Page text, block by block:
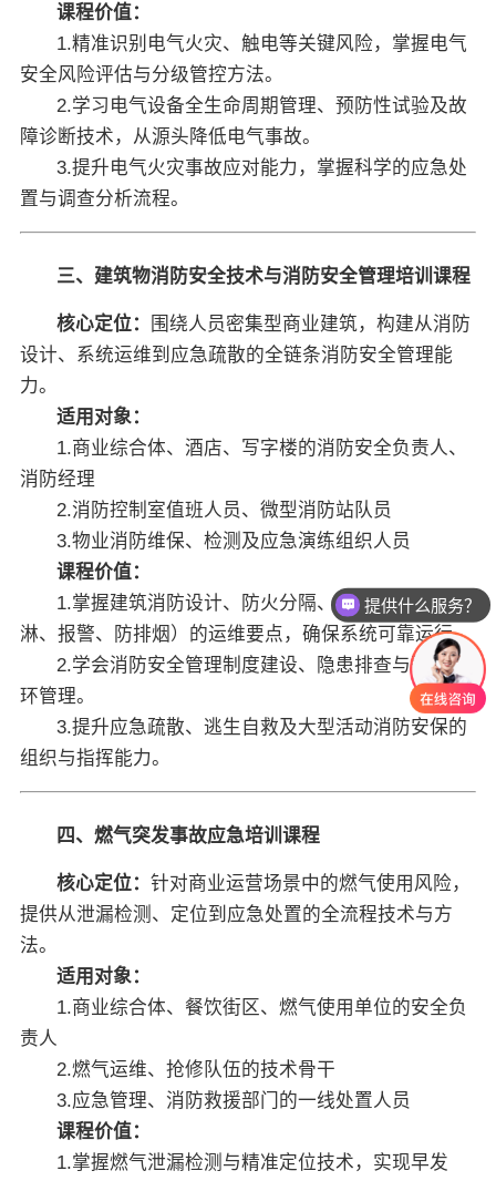
课程价值：
1.精准识别电气火灾、触电等关键风险，掌握电气
安全风险评估与分级管控方法。
2.学习电气设备全生命周期管理、预防性试验及故
障诊断技术，从源头降低电气事故。
3.提升电气火灾事故应对能力，掌握科学的应急处
置与调查分析流程。
三、建筑物消防安全技术与消防安全管理培训课程
核心定位：
围绕人员密集型商业建筑，构建从消防
设计、系统运维到应急疏散的全链条消防安全管理能
力。
适用对象：
1.商业综合体、酒店、写字楼的消防安全负责人、
消防经理
2.消防控制室值班人员、微型消防站队员
3.物业消防维保、检测及应急演练组织人员
课程价值：
1.掌握建筑消防设计、防火分隔、消防系统（喷
淋、报警、防排烟）的运维要点，确保系统可靠运行。
2.学会消防安全管理制度建设、隐患排查与整改闭
环管理。
3.提升应急疏散、逃生自救及大型活动消防安保的
组织与指挥能力。
四、燃气突发事故应急培训课程
核心定位：针对商业运营场景中的燃气使用风险，
提供从泄漏检测、定位到应急处置的全流程技术与方
法。
适用对象：
1.商业综合体、餐饮街区、燃气使用单位的安全负
责人
2.燃气运维、抢修队伍的技术骨干
3.应急管理、消防救援部门的一线处置人员
课程价值：
1.掌握燃气泄漏检测与精准定位技术，实现早发
提供什么服务？